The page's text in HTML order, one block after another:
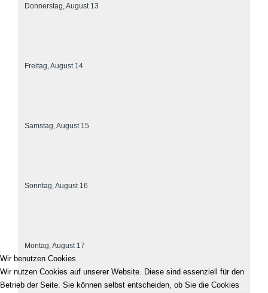
Donnerstag,August13
Freitag,August14
Samstag,August15
Sonntag,August16
Montag,August17
Wir benutzen Cookies
Wir nutzen Cookies auf unserer Website. Diese sind essenziell für den
Betrieb der Seite. Sie können selbst entscheiden, ob Sie die Cookies